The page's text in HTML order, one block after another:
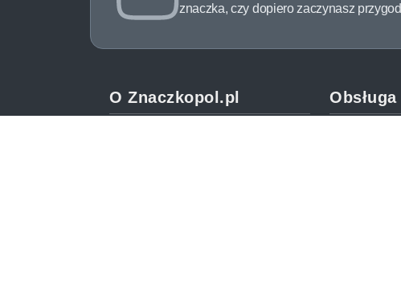
znaczka, czy dopiero zaczynasz
O Znaczkopol.pl